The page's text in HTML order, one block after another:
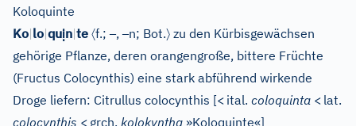
Koloquinte
Ko|lo|quịn|te 〈f.;–,–n; Bot.〉 zu den Kürbisgewächsen
gehörige Pflanze, deren orangengroße, bittere Früchte
(Fructus Colocynthis) eine stark abführend wirkende
Droge liefern: Citrullus colocynthis [< ital. coloquinta < lat.
colocynthis < grch. kolokyntha »Koloquinte«]